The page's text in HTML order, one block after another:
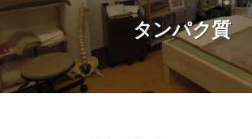
キ
プ
お
え
健
康
タンパク質